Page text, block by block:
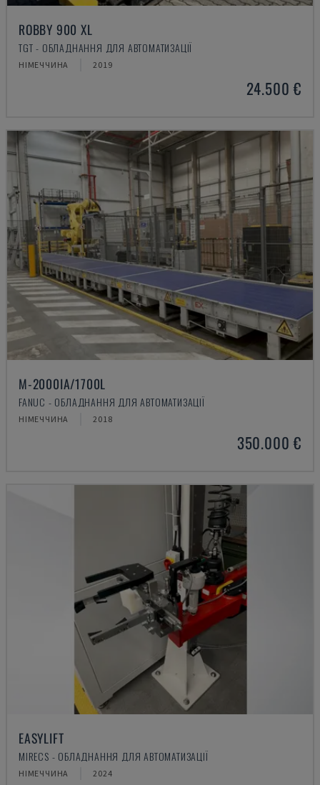
ROBBY 900 XL
TGT - ОБЛАДНАННЯ ДЛЯ АВТОМАТИЗАЦІЇ
НІМЕЧЧИНА 2019
24.500 €
M-2000IA/1700L
FANUC - ОБЛАДНАННЯ ДЛЯ АВТОМАТИЗАЦІЇ
НІМЕЧЧИНА 2018
350.000 €
EASYLIFT
MIRECS - ОБЛАДНАННЯ ДЛЯ АВТОМАТИЗАЦІЇ
НІМЕЧЧИНА 2024